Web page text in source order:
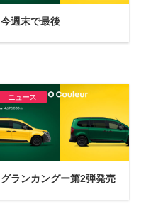
今週末で最後
ニュース
グランカングー第2弾発売